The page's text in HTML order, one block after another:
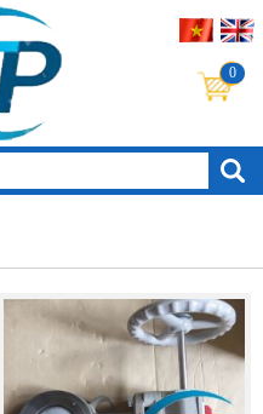
0
Powered